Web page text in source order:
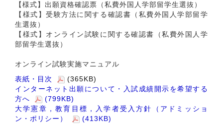
【様式】出願資格確認票（私費外国人学部留学生選抜）
【様式】受験方法に関する確認書（私費外国人学部留学
生選抜）
【様式】オンライン試験に関する確認書（私費外国人学
部留学生選抜）
オンライン試験実施マニュアル
表紙・目次
(365KB)
インターネット出願について・入試成績開示を希望する
方へ
(799KB)
大学憲章，教育目標，入学者受入方針（アドミッショ
ン・ポリシー）
(413KB)